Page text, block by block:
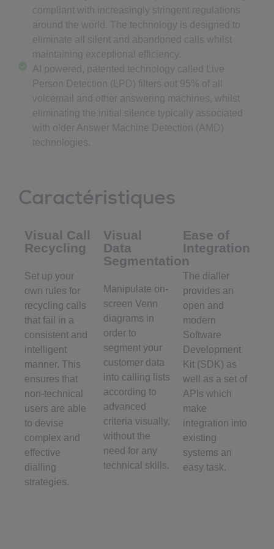
compliant with increasingly stringent regulations
around the world. The technology is designed to
eliminate all silent and abandoned calls whilst
maintaining exceptional efficiency.
AI powered, patented technology called Live
Person Detection (LPD) filters out 95% of all
voicemail and other answering machines, whilst
eliminating the initial silence typically associated
with older Answer Machine Detection (AMD)
technologies.
Caractéristiques
Visual Call
Recycling
Set up your
own rules for
recycling calls
that fail in a
consistent and
intelligent
manner. This
ensures that
non-technical
users are able
to devise
complex and
effective
dialling
strategies.
Visual
Data
Segmentation
Manipulate on-
screen Venn
diagrams in
order to
segment your
customer data
into calling lists
according to
advanced
criteria visually,
without the
need for any
technical skills.
Ease of
Integration
The dialler
provides an
open and
modern
Software
Development
Kit (SDK) as
well as a set of
APIs which
make
integration into
existing
systems an
easy task.